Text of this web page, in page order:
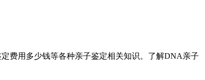
费用多少钱等各种亲子鉴定相关知识。了解DNA亲子